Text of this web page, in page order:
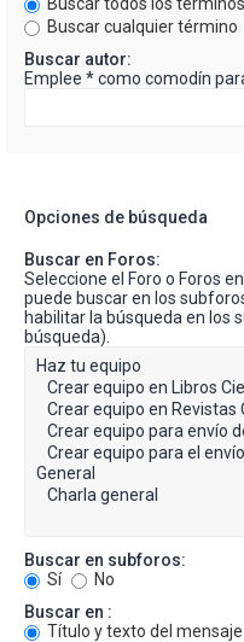
Buscar todos los términos
Buscar cualquier término
Buscar autor:
Emplee * como comodín
Opciones de búsqueda
Buscar en Foros:
Seleccione el Foro o Foros
puede buscar en los
habilitar la búsqueda en los
búsqueda).
Buscar en subforos:
Sí
No
Buscar en :
Título y texto del mensaje